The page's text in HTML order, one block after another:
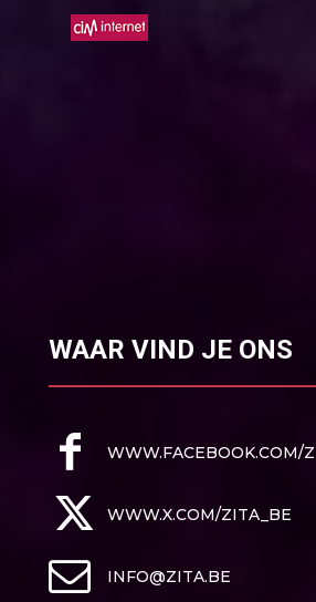
WAAR VIND JE ONS
WWW.FACEBOOK.COM/
WWW.X.COM/ZITA_BE
INFO@ZITA.BE